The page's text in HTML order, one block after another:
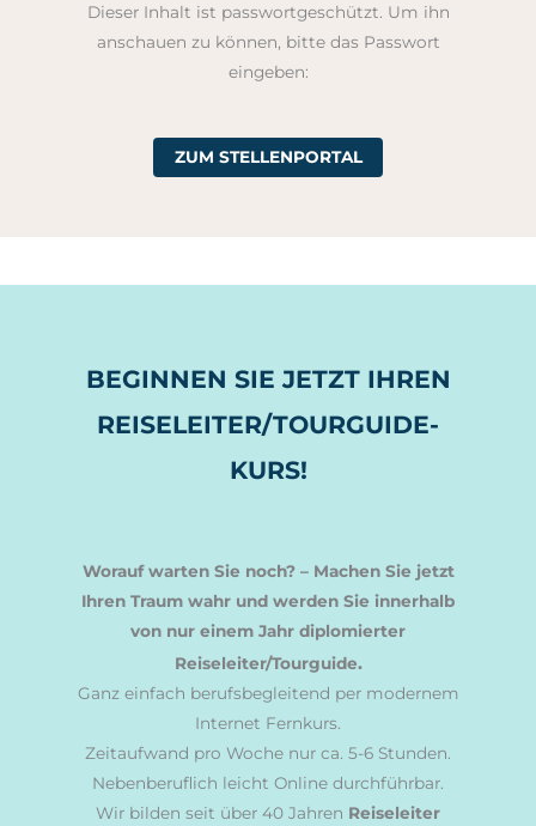
Dieser Inhalt ist passwortgeschützt. Um ihn
anschauen zu können, bitte das Passwort
eingeben:
ZUM STELLENPORTAL
BEGINNEN SIE JETZT IHREN
REISELEITER/TOURGUIDE-
KURS!
Worauf warten Sie noch? – Machen Sie jetzt
Ihren Traum wahr und werden Sie innerhalb
von nur einem Jahr diplomierter
Reiseleiter/Tourguide.
Ganz einfach berufsbegleitend per modernem
Internet Fernkurs.
Zeitaufwand pro Woche nur ca. 5-6 Stunden.
Nebenberuflich leicht Online durchführbar.
Wir bilden seit über 40 Jahren Reiseleiter